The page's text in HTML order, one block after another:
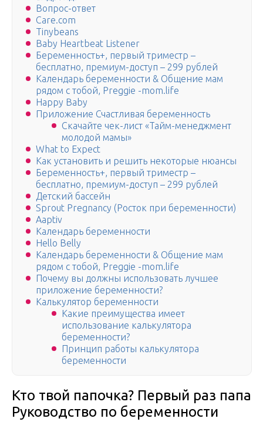
Вопрос-ответ
Care.com
Tinybeans
Baby Heartbeat Listener
Беременность+, первый триместр –
бесплатно, премиум-доступ – 299 рублей
Календарь беременности & Общение мам
рядом с тобой, Preggie -mom.life
Happy Baby
Приложение Счастливая беременность
Скачайте чек-лист «Тайм-менеджмент
молодой мамы»
What to Expect
Как установить и решить некоторые нюансы
Беременность+, первый триместр –
бесплатно, премиум-доступ – 299 рублей
Детский бассейн
Sprout Pregnancy (Росток при беременности)
Aaptiv
Календарь беременности
Hello Belly
Календарь беременности & Общение мам
рядом с тобой, Preggie -mom.life
Почему вы должны использовать лучшее
приложение беременности?
Калькулятор беременности
Какие преимущества имеет
использование калькулятора
беременности?
Принцип работы калькулятора
беременности
Кто твой папочка? Первый раз папа
Руководство по беременности